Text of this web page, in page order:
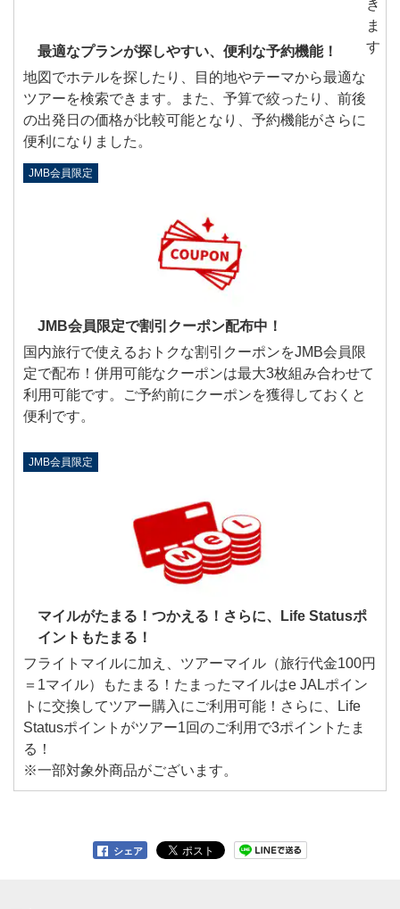
最適なプランが探しやすい、便利な予約機能！
地図でホテルを探したり、目的地やテーマから最適な
ツアーを検索できます。また、予算で絞ったり、前後
の出発日の価格が比較可能となり、予約機能がさらに
便利になりました。
JMB会員限定
JMB会員限定で割引クーポン配布中！
国内旅行で使えるおトクな割引クーポンをJMB会員限
定で配布！併用可能なクーポンは最大3枚組み合わせて
利用可能です。ご予約前にクーポンを獲得しておくと
便利です。
JMB会員限定
マイルがたまる！つかえる！さらに、Life Statusポ
イントもたまる！
フライトマイルに加え、ツアーマイル（旅行代金100円
＝1マイル）もたまる！たまったマイルはe JALポイン
トに交換してツアー購入にご利用可能！さらに、Life
Statusポイントがツアー1回のご利用で3ポイントたま
る！
※一部対象外商品がございます。
シェア